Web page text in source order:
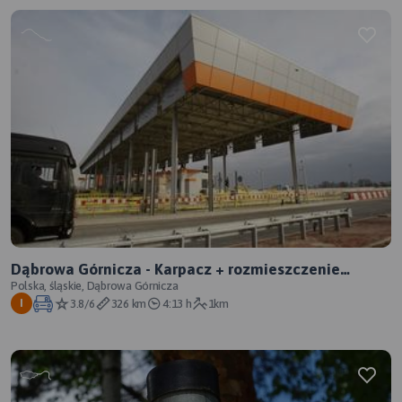
Dąbrowa Górnicza - Karpacz + rozmieszczenie
fotoradarów na 5
Polska, śląskie, Dąbrowa Górnicza
3.8/6 326 km 4:13 h 1km